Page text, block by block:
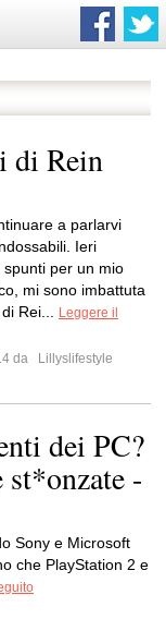
di Rein
a parlarvi
Ieri
per un mio
mi sono imbattuta
Rei...
Leggere il
da
Lillyslifestyle
dei PC?
-
Sony e Microsoft
che PlayStation 2 e